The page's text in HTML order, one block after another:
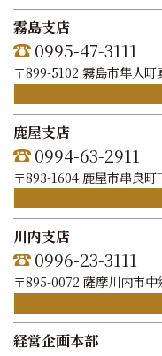
霧島支店
0995-47-3111
〒899-5102 霧島市隼人町
鹿屋支店
0994-63-2911
〒893-1604 鹿屋市串良町
川内支店
0996-23-3111
〒895-0072 薩摩川内市中
経営企画本部